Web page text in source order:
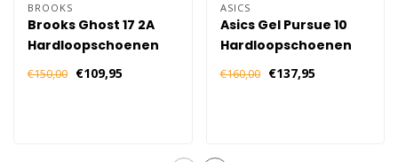
BROOKS
Brooks Ghost 17 2A
Hardloopschoenen
Dames - Blauw
€150,00 €109,95
ASICS
Asics Gel Pursue 10
Hardloopschoenen
Dames - Zwart Roze
€160,00 €137,95